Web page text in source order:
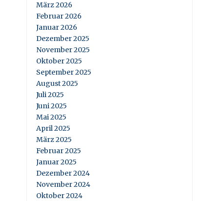
März 2026
Februar 2026
Januar 2026
Dezember 2025
November 2025
Oktober 2025
September 2025
August 2025
Juli 2025
Juni 2025
Mai 2025
April 2025
März 2025
Februar 2025
Januar 2025
Dezember 2024
November 2024
Oktober 2024